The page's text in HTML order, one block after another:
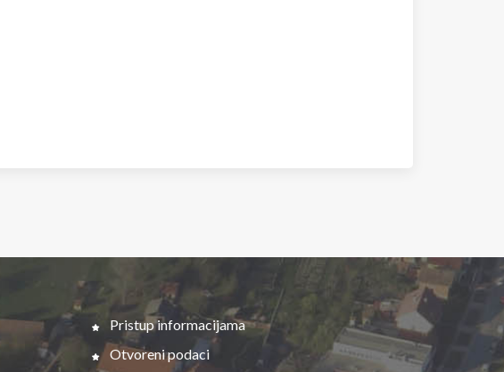
Pristup informacijama
Otvoreni podaci